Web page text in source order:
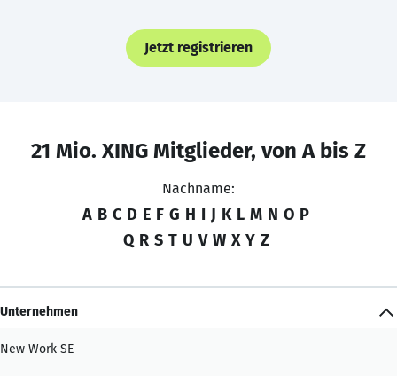
Jetzt registrieren
21 Mio. XING Mitglieder, von A bis Z
Nachname:
A B C D E F G H I J K L M N O P
Q R S T U V W X Y Z
Unternehmen
New Work SE